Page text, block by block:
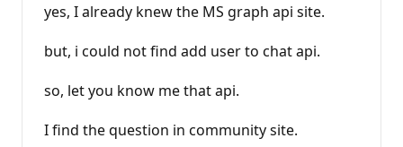
yes, I already knew the MS graph api site.
but, i could not find add user to chat api.
so, let you know me that api.
I find the question in community site.